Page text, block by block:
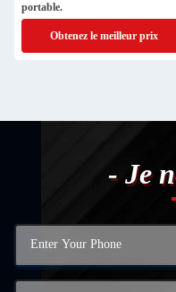
portable.
Obtenez le meilleur prix
- Je